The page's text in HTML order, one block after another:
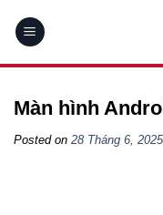
Màn hình
Posted on 28 Tháng 6, 2025